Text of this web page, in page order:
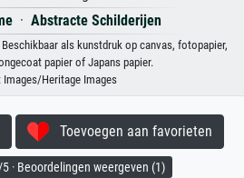
· Abstracte Schilderijen
als kunstdruk op canvas, fotopapier,
papier of Japans papier.
Images/Heritage Images
Toevoegen aan favorieten
· Beoordelingen weergeven (1)